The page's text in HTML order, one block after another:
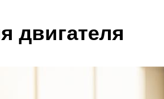
двигателя